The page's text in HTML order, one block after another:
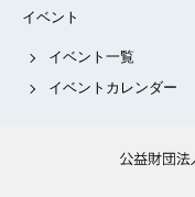
イベント
イベント一覧
イベントカレンダー